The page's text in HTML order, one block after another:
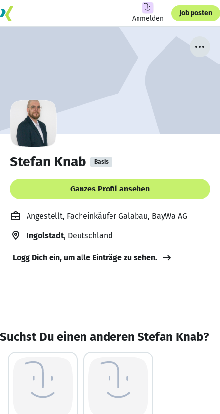
Anmelden
Job posten
Stefan Knab Basis
Ganzes Profil ansehen
Angestellt, Facheinkäufer Galabau, BayWa AG
Ingolstadt, Deutschland
Logg Dich ein, um alle Einträge zu sehen.
Suchst Du einen anderen Stefan Knab?